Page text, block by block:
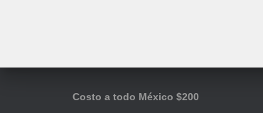
Costo a todo México $200